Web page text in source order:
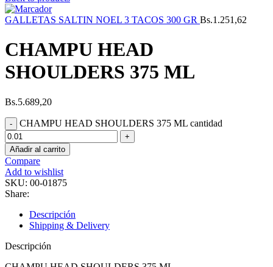
GALLETAS SALTIN NOEL 3 TACOS 300 GR Bs.1.251,62
CHAMPU HEAD
SHOULDERS 375 ML
Bs.5.689,20
CHAMPU HEAD SHOULDERS 375 ML cantidad
Añadir al carrito
Compare
Add to wishlist
SKU: 00-01875
Share:
Descripción
Shipping & Delivery
Descripción